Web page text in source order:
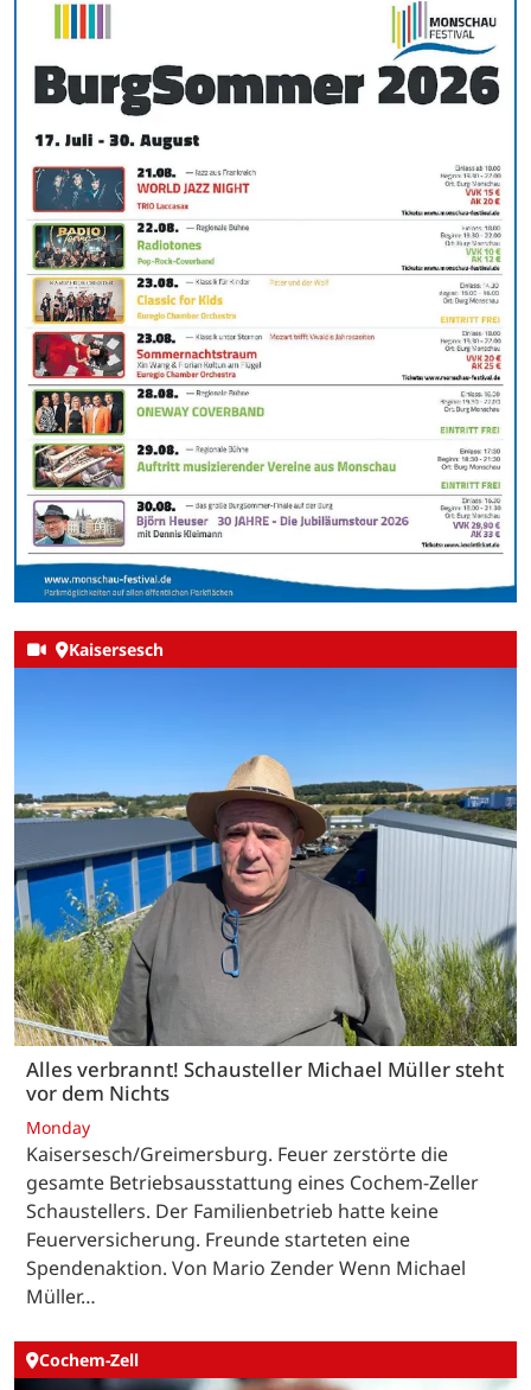
Kaisersesch
Alles verbrannt! Schausteller Michael Müller steht
vor dem Nichts
Monday
Kaisersesch/Greimersburg. Feuer zerstörte die
gesamte Betriebsausstattung eines Cochem-Zeller
Schaustellers. Der Familienbetrieb hatte keine
Feuerversicherung. Freunde starteten eine
Spendenaktion. Von Mario Zender Wenn Michael
Müller…
Cochem-Zell